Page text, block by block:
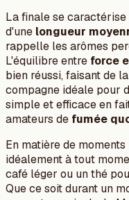
La finale se
d'une longueur
rappelle les arômes
L'équilibre entre force
bien réussi, faisant de
compagne idéale pour
simple et efficace en
amateurs de fumée
En matière de
idéalement à tout
café léger ou un thé
Que ce soit durant un